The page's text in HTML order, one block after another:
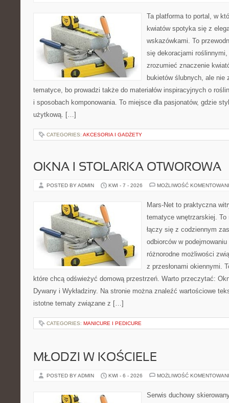
Ta platforma to portal, w
kwiatów spotyka się z
wskazówkami. To
się dekoracjami
zrozumieć znaczenie
bukietów ślubnych, ale nie
tematyce, bo prowadzi także do materiałów inspiracyjnych o
i sposobach komponowania. To miejsce dla pasjonatów, gdzie
użytkową. […]
CATEGORIES: AKCESORIA I GADŻETY
OKNA I STOLARKA OTWOROWA
POSTED BY ADMIN KWI - 7 - 2026 MOŻLIWOŚĆ
Mars-Net to praktyczna
tematyce wnętrzarskiej.
łączy się z codziennym
odbiorców w
różnorodne możliwości
z przesłonami okiennymi.
które chcą odświeżyć domową przestrzeń. Warto przeczytać:
Dywany i Wykładziny. Na stronie można znaleźć wartościowe
istotne tematy związane z […]
CATEGORIES: MANICURE I PEDICURE
MŁODZI W KOŚCIELE
POSTED BY ADMIN KWI - 6 - 2026 MOŻLIWOŚĆ
Serwis duchowy